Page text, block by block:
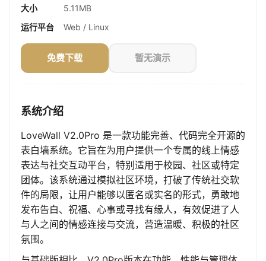
大小
5.11MB
运行平台
Web / Linux
免费下载 暂无演示
系统介绍
LoveWall V2.0Pro 是一款功能完善、代码完全开源的
表白墙系统。它旨在为用户提供一个专属的线上情感
表达与社交互动平台，特别适用于校园、社区或特定
团体。该系统通过模拟社区环境，打破了传统社交软
件的局限，让用户能够以匿名或实名的形式，勇敢地
发布告白、祝福、心事或寻找有缘人，有效促进了人
与人之间的情感连接与交流，营造温暖、积极的社区
氛围。